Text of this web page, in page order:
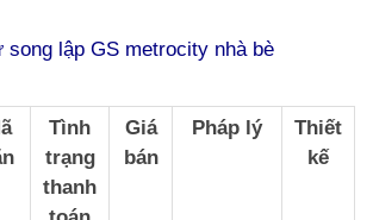
song lập GS metrocity nhà bè
Tình
trạng
thanh
Giá
bán
Pháp lý
Thiết
kế